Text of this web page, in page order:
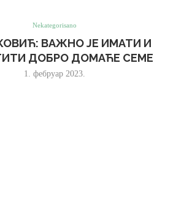
Nekategorisano
ВАЖНО ЈЕ ИМАТИ И
ДОБРО ДОМАЋЕ СЕМЕ
1. фебруар 2023.